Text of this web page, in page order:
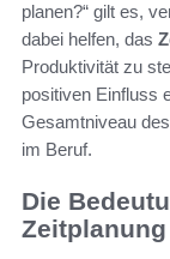
planen?“ gilt es,
dabei helfen, das
Produktivität zu
positiven Einfluss
Gesamtniveau
im Beruf.
Die
Zeitplanung